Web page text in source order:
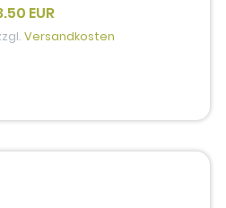
EUR
Versandkosten